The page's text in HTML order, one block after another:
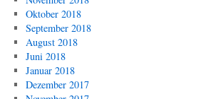
Oktober 2018
September 2018
August 2018
Juni 2018
Januar 2018
Dezember 2017